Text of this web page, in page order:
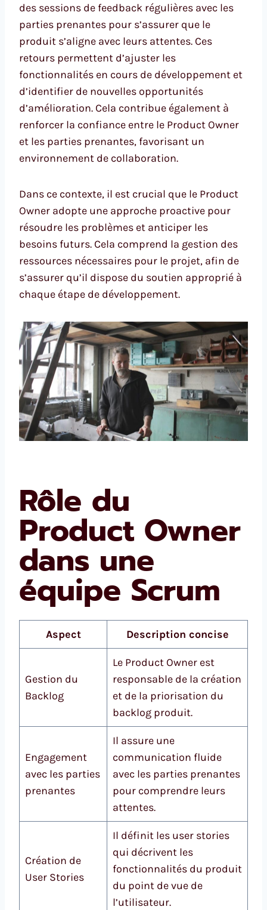
des sessions de feedback régulières avec les
parties prenantes pour s’assurer que le
produit s’aligne avec leurs attentes. Ces
retours permettent d’ajuster les
fonctionnalités en cours de développement et
d’identifier de nouvelles opportunités
d’amélioration. Cela contribue également à
renforcer la confiance entre le Product Owner
et les parties prenantes, favorisant un
environnement de collaboration.
Dans ce contexte, il est crucial que le Product
Owner adopte une approche proactive pour
résoudre les problèmes et anticiper les
besoins futurs. Cela comprend la gestion des
ressources nécessaires pour le projet, afin de
s’assurer qu’il dispose du soutien approprié à
chaque étape de développement.
Rôle du
Product Owner
dans une
équipe Scrum
Aspect Description concise
Gestion du
Backlog
Le Product Owner est
responsable de la création
et de la priorisation du
backlog produit.
Engagement
avec les parties
prenantes
Il assure une
communication fluide
avec les parties prenantes
pour comprendre leurs
attentes.
Création de
User Stories
Il définit les user stories
qui décrivent les
fonctionnalités du produit
du point de vue de
l’utilisateur.